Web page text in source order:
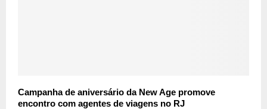
Campanha de aniversário da New Age promove
encontro com agentes de viagens no RJ